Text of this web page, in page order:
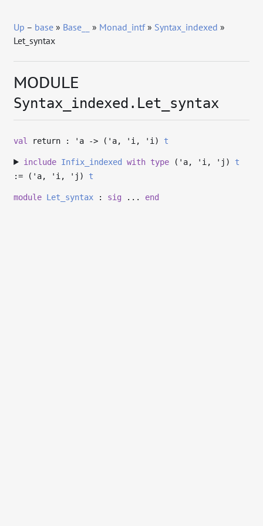
Up – base » Base__ » Monad_intf» Syntax_indexed »
Let_syntax
MODULE
Syntax_indexed.Let_syntax
val return : 'a -> ( 'a, 'i, 'i) t
include Infix_indexed with type('a, 'i, 'j) t
:= ( 'a, 'i , 'j ) t
module Let_syntax : sig ... end